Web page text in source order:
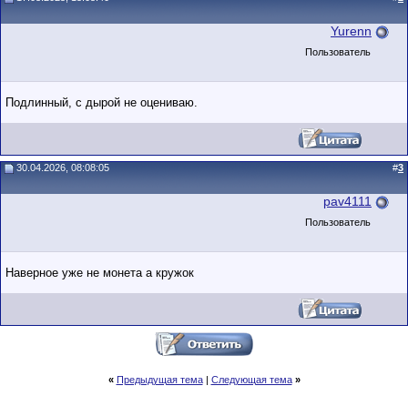
Yurenn
Пользователь
Подлинный, с дырой не оцениваю.
30.04.2026, 08:08:05 #3
pav4111
Пользователь
Наверное уже не монета а кружок
« Предыдущая тема| Следующая тема »